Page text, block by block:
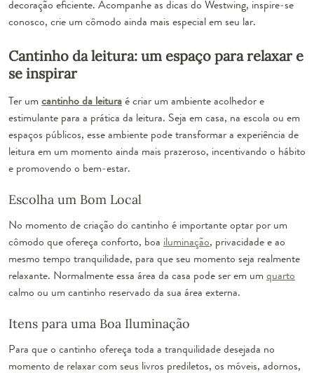
decoração eficiente. Acompanhe as dicas do Westwing, inspire-se
conosco, crie um cômodo ainda mais especial em seu lar.
Cantinho da leitura: um espaço para relaxar e
se inspirar
Ter umcantinho da leituraé criar um ambiente acolhedor e
estimulante para a prática da leitura. Seja em casa, na escola ou em
espaços públicos, esse ambiente pode transformar a experiência de
leitura em um momento ainda mais prazeroso, incentivando o hábito
e promovendo o bem-estar.
Escolha um Bom Local
No momento de criação do cantinho é importante optar por um
cômodo que ofereça conforto, boa iluminação, privacidade e ao
mesmo tempo tranquilidade, para que seu momento seja realmente
relaxante. Normalmente essa área da casa pode ser em umquarto
calmo ou um cantinho reservado da sua área externa.
Itens para uma Boa Iluminação
Para que o cantinho ofereça toda a tranquilidade desejada no
momento de relaxar com seus livros prediletos, os móveis, adornos,